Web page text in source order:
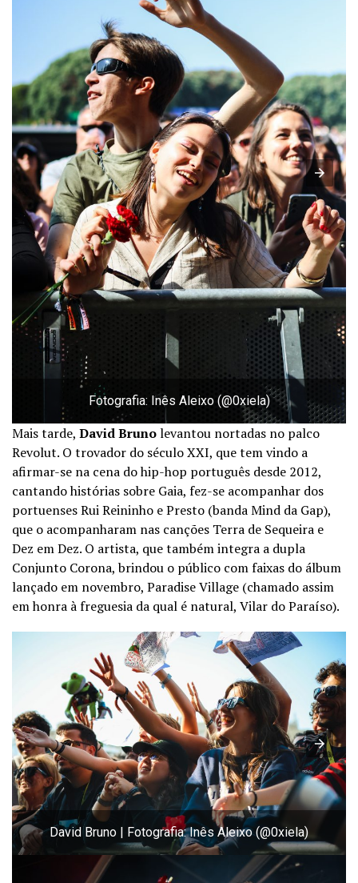
Fotografia: Inês Aleixo (@0xiela)
Mais tarde, David Brunolevantou nortadas no palco
Revolut. O trovador do século XXI, que tem vindo a
afirmar-se na cena do hip-hop português desde 2012,
cantando histórias sobre Gaia, fez-se acompanhar dos
portuenses Rui Reininho e Presto (banda Mind da Gap),
que o acompanharam nas canções Terra de Sequeira e
Dez em Dez. O artista, que também integra a dupla
Conjunto Corona, brindou o público com faixas do álbum
lançado em novembro, Paradise Village (chamado assim
em honra à freguesia da qual é natural, Vilar do Paraíso).
David Bruno | Fotografia: Inês Aleixo (@0xiela)